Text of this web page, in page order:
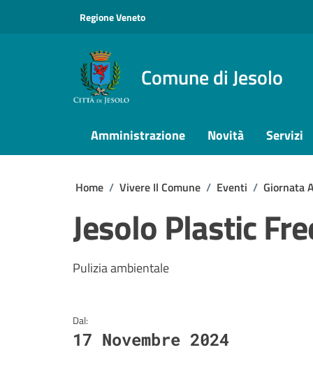
Regione Veneto
Comune di Jesolo
Amministrazione Novità Servizi
Home / Vivere Il Comune / Eventi / Giornata
Jesolo Plastic
Pulizia ambientale
Dal:
17 Novembre 2024